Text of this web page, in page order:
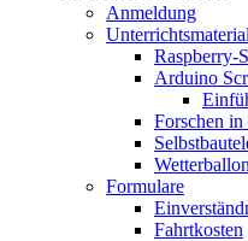
Anmeldung
Raspberry-
Arduino
Forschen in
Wetterballon
Formulare
Fahrtkosten